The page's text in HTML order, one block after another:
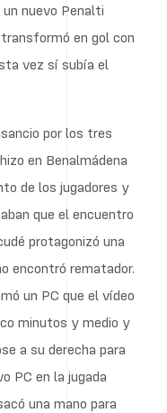
nuevo Penalti
en gol con
vez sí subía el
por los tres
en Benalmádena
de los jugadores y
que el encuentro
protagonizó una
encontró rematador.
un PC que el vídeo
minutos y medio y
a su derecha para
PC en la jugada
una mano para